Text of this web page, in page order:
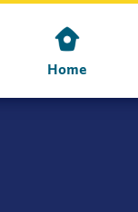
Home